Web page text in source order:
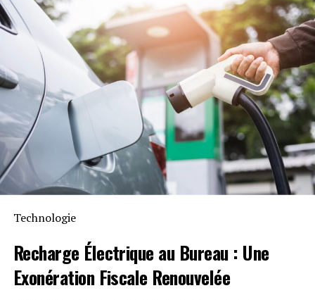
énergétiques inutiles. De plus, Anker SOLIX prévoit
d’étendre cette compatibilité aux dispositifs Shelly.
Durabilité et Résistance aux
Intempéries
Anker SOLIX met également l’accent sur la longévité du
Solarbank 2 AC. Conçu pour supporter au moins6000
cycles de charge, cet appareil a une durée de vie
estimée dépassant quinze ans. Il est accompagné d’une
garantie fabricant décennale et possède une
intempéries tout en étant capable de fonctionner dans
des températures variant entre -20 °C et +55 °C.
Disponibilité et Offres
Technologie
Recharge Électriqueau Bureau : Une
Exonération FiscaleRenouvelée